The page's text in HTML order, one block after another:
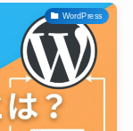
WordPress